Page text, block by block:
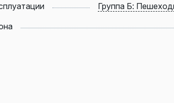
Группа Б: